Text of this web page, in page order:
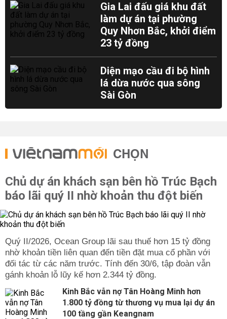
Gia Lai đấu giá khu đất
làm dự án tại phường
Quy Nhơn Bắc, khởi điểm
23 tỷ đồng
Diện mạo cầu đi bộ hình
lá dừa nước qua sông
Sài Gòn
CHỌN
Chủ dự án khách sạn bên hồ Trúc Bạch
báo lãi quý II nhờ khoản thu đột biến
Quý II/2026, Ocean Group lãi sau thuế hơn 15 tỷ đồng
nhờ khoản tiền liên quan đến tiền đặt mua cổ phần với
đối tác từ các năm trước. Tính đến 30/6, tập đoàn vẫn
gánh khoản lỗ lũy kế hơn 2.344 tỷ đồng.
Kinh Bắc vẫn nợ Tân Hoàng Minh hơn
1.800 tỷ đồng từ thương vụ mua lại dự án
100 tầng gần Keangnam